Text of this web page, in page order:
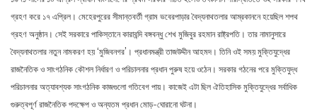
গ্রহণ করে ১৭ এপ্রিল। মেহেরপুরের সীমান্তবর্তী গ্রাম ভবেরপাড়ার বৈদ্যনাথতলার আম্রকাননে হয়েছিল শপথ
গ্রহণ অনুষ্ঠান। সেই সরকারে পাকিস্তানে কারাবন্দি বঙ্গবন্ধু শেখ মুজিবুর রহমান রাষ্ট্রপতি। তার নামানুসারে
বৈদ্যনাথতলার নতুন নামকরণ হয় ‘মুজিবনগর’। প্রধানমন্ত্রী তাজউদ্দীন আহমদ। তিনি ওই সময় মুক্তিযুদ্ধের
রাজনৈতিক ও সাংগঠনিক কৌশল নির্ধারণ ও পরিচালনার প্রধান পুরুষ হয়ে ওঠেন। সরকার গঠনের পরে মুক্তিযুদ্ধ
পরিচালনার অত্যাবশ্যক সাংগঠনিক কাজগুলো গতিবেগ পায়। কাজেই এটা ছিল ঐতিহাসিক মুক্তিযুদ্ধের সর্বাধিক
গুরুত্বপূর্ণ রাজনৈতিক পদক্ষেপ ও অন্যতম প্রধান মোড়-ঘোরানো ঘটনা।